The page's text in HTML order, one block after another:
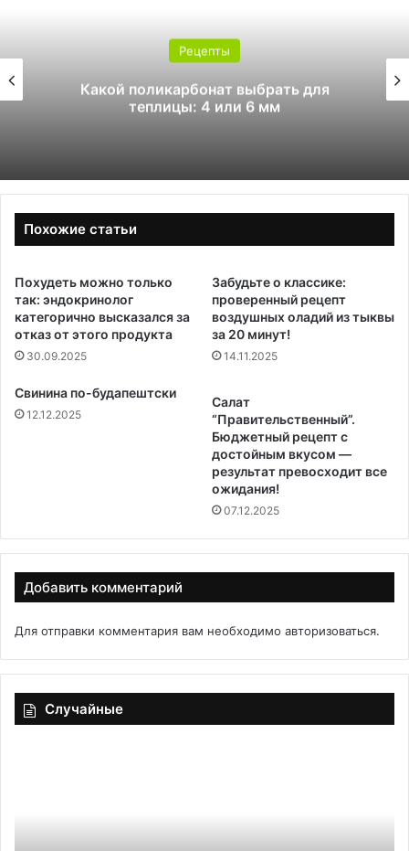
Рецепты
Какой поликарбонат выбрать для
теплицы: 4 или 6 мм
Похожие статьи
Похудеть можно только
так: эндокринолог
категорично высказался за
отказ от этого продукта
30.09.2025
Забудьте о классике:
проверенный рецепт
воздушных оладий из тыквы
за 20 минут!
14.11.2025
Свинина по-будапештски
12.12.2025
Салат
“Правительственный”.
Бюджетный рецепт с
достойным вкусом —
результат превосходит все
ожидания!
07.12.2025
Добавить комментарий
Для отправки комментария вам необходимо авторизоваться.
Случайные